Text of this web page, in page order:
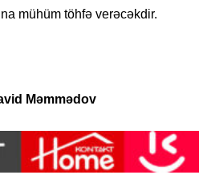
mühüm töhfə verəcəkdir.
Məmmədov